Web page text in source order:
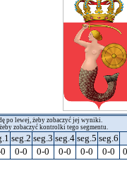
po lewej, żeby zobaczyć jej wyniki.
zobaczyć kontrolki tego segmentu.
seg.2 seg.3 seg.4 seg.5 seg.6
0-0 0-0 0-0 0-0 0-0